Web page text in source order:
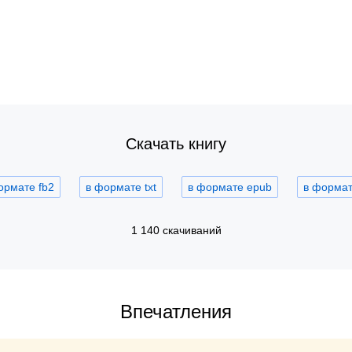
Скачать книгу
fb2 в формате txt в формате epub в
1 140 скачиваний
Впечатления